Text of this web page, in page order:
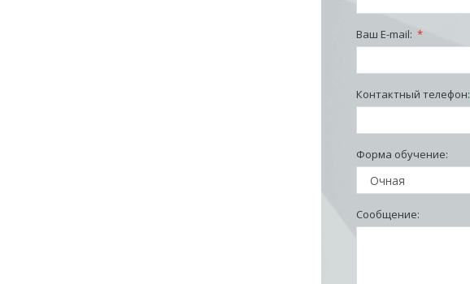
Ваш E-mail: *
Контактный телефон:
Форма обучение:
Сообщение: